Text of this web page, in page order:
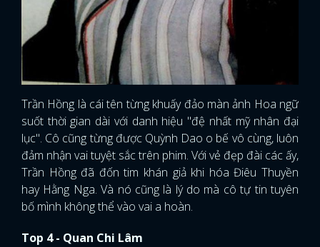
Trần Hồng là cái tên từng khuấy đảo màn ảnh Hoa ngữ
suốt thời gian dài với danh hiệu "đệ nhất mỹ nhân đại
lục". Cô cũng từng được Quỳnh Dao o bế vô cùng, luôn
đảm nhận vai tuyệt sắc trên phim. Với vẻ đẹp đài các ấy,
Trần Hồng đã đốn tim khán giả khi hóa Điêu Thuyền
hay Hằng Nga. Và nó cũng là lý do mà cô tự tin tuyên
bố mình không thể vào vai a hoàn.
Top 4 - Quan Chi Lâm